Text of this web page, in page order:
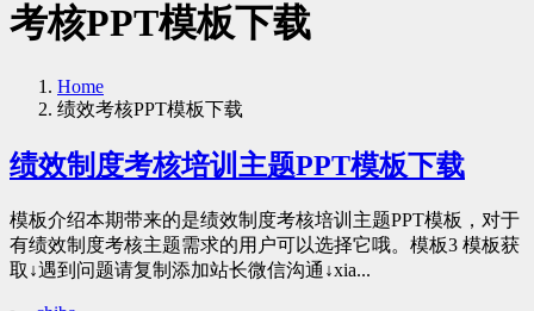
考核PPT模板下载
Home
绩效考核PPT模板下载
绩效制度考核培训主题PPT模板下载
模板介绍本期带来的是绩效制度考核培训主题PPT模板，对于
有绩效制度考核主题需求的用户可以选择它哦。模板3 模板获
取↓遇到问题请复制添加站长微信沟通↓xia...